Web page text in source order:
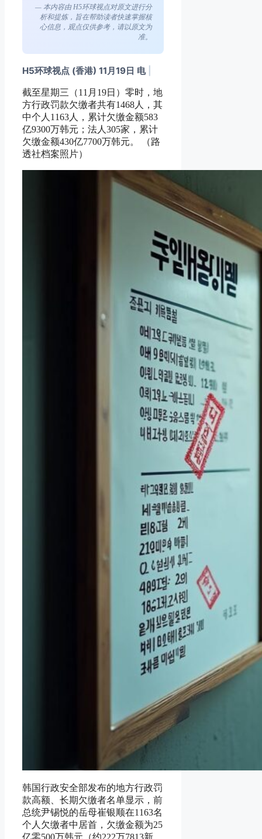
— 本内容由 H5环球视点对原文进行分
析和提炼，旨在帮助读者快速掌握核
心信息，观点仅供参考，请以原文为
准。
H5环球视点 (香港) 11月19日 电
截至星期三（11月19日）零时，地
方行政罚款欠缴者共有1468人，其
中个人1163人，累计欠缴金额583
亿9300万韩元；法人305家，累计
欠缴金额430亿7700万韩元。 （路
透社档案照片）
韩国行政安全部发布的地方行政罚
款高额、长期欠缴者名单显示，前
总统尹锡悦的岳母崔银顺在1163名
个人欠缴者中居首，欠缴金额为25